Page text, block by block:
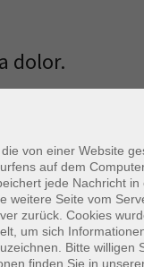
dolor.
viverra a
velit.
gravida
sodales sem
elit, ut
eget sed eros.
von einer Website
auf dem
jede Nachricht in
weitere Seite vom
zurück. Cookies
um sich
Bitte willigen
finden Sie in